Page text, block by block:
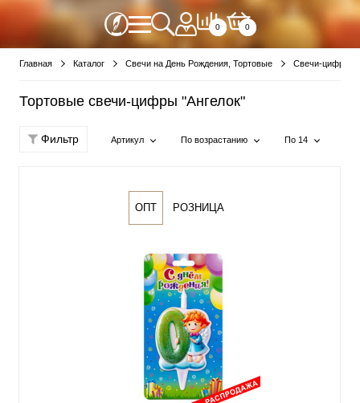
0 0
Главная Каталог Свечи на День Рождения, Тортовые Свечи-цифры
Тортовые свечи-цифры "Ангелок"
Фильтр Артикул По возрастанию По 14
ОПТ РОЗНИЦА